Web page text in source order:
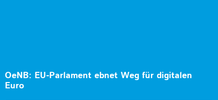
OeNB: EU-Parlament ebnet Weg für digitalen
Euro